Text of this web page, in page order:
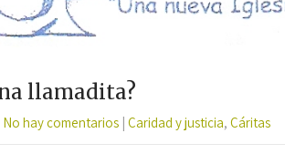
llamadita?
No hay comentarios Caridad y justicia, Cáritas